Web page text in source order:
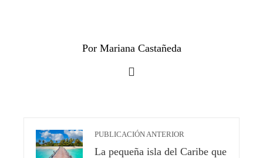
Por Mariana Castañeda
PUBLICACIÓN ANTERIOR
La pequeña isla del Caribe que